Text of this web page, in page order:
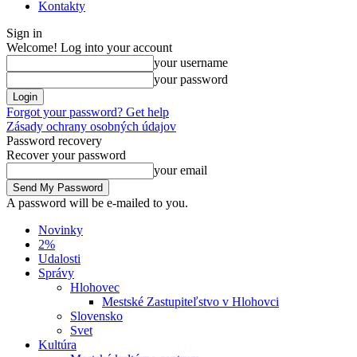
Kontakty
Sign in
Welcome! Log into your account
your username
your password
Forgot your password? Get help
Zásady ochrany osobných údajov
Password recovery
Recover your password
your email
A password will be e-mailed to you.
Novinky
2%
Udalosti
Správy
Hlohovec
Mestské Zastupiteľstvo v Hlohovci
Slovensko
Svet
Kultúra